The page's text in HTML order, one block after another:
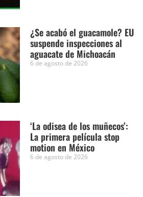
¿Se acabó el guacamole? EU
suspende inspecciones al
aguacate de Michoacán
6 de agosto de 2026
‘La odisea de los muñecos’:
La primera película stop
motion en México
6 de agosto de 2026